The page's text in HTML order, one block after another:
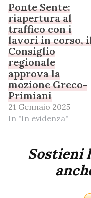
Ponte Sente:
riapertura al
traffico con i
lavori in corso,
Consiglio
regionale
approva la
mozione Greco-
Primiani
21 Gennaio 2025
In "In evidenza"
Sostieni